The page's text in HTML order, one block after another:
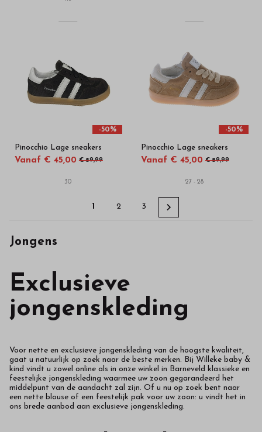
-50%
Pinocchio Lage sneakers
Vanaf € 45,00 € 89,99
30
-50%
Pinocchio Lage sneakers
Vanaf € 45,00 € 89,99
27 - 28
1 2 3
Jongens
Exclusieve
jongenskleding
Voor nette en exclusieve jongenskleding van de hoogste kwaliteit,
gaat u natuurlijk op zoek naar de beste merken. Bij Willeke baby &
kind vindt u zowel online als in onze winkel in Barneveld klassieke en
feestelijke jongenskleding waarmee uw zoon gegarandeerd het
middelpunt van de aandacht zal zijn. Of u nu op zoek bent naar
een nette blouse of een feestelijk pak voor uw zoon: u vindt het in
ons brede aanbod aan exclusieve jongenskleding.